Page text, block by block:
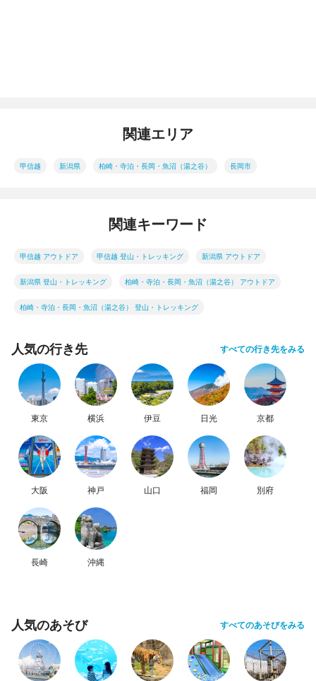
関連エリア
甲信越 新潟県 柏崎・寺泊・長岡・魚沼（湯之谷） 長岡市
関連キーワード
甲信越 アウトドア 甲信越 登山・トレッキング 新潟県 アウトドア
新潟県 登山・トレッキング 柏崎・寺泊・長岡・魚沼（湯之谷） アウトドア
柏崎・寺泊・長岡・魚沼（湯之谷） 登山・トレッキング
人気の行き先 すべての行き先をみる
東京 横浜 伊豆 日光 京都
大阪 神戸 山口 福岡 別府
長崎 沖縄
人気のあそび すべてのあそびをみる